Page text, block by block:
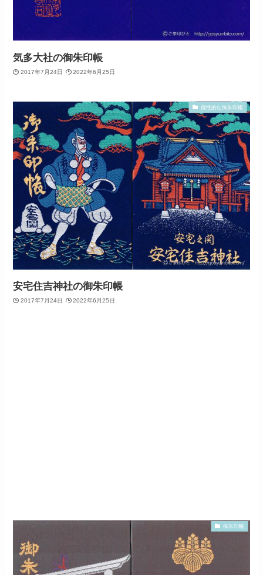
気多大社の御朱印帳
2017年7月24日 2022年6月25日
個性的な御朱印帳
安宅住吉神社の御朱印帳
2017年7月24日 2022年6月25日
御朱印帳